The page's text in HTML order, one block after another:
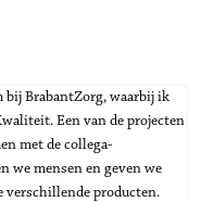
bij BrabantZorg, waarbij ik
Een van de projecten
met de collega-
we mensen en geven we
verschillende producten.